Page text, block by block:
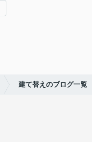
建て替えのブログ一覧